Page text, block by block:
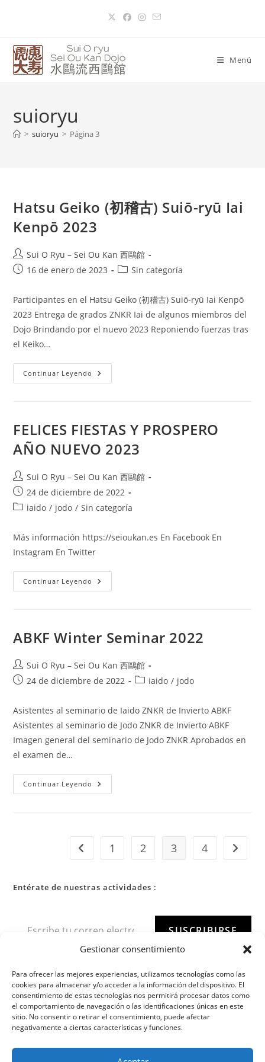
Gestionar consentimiento
Para ofrecer las mejores experiencias, utilizamos tecnologías como las
cookies para almacenar y/o acceder a la información del dispositivo. El
consentimiento de estas tecnologías nos permitirá procesar datos como
el comportamiento de navegación o las identificaciones únicas en este
sitio. No consentir o retirar el consentimiento, puede afectar
negativamente a ciertas características y funciones.
Menú
suioryu
> suioryu > Página 3
Hatsu Geiko (初稽古) Suiō-ryū Iai
Kenpō 2023
Sui O Ryu – Sei Ou Kan 西鷗館
16 de enero de 2023
Sin categoría
Participantes en el Hatsu Geiko (初稽古) Suiō-ryū Iai Kenpō
2023 Entrega de grados ZNKR Iai de algunos miembros del
Dojo Brindando por el nuevo 2023 Reponiendo fuerzas tras
el Keiko…
Continuar Leyendo
FELICES FIESTAS Y PROSPERO
AÑO NUEVO 2023
Sui O Ryu – Sei Ou Kan 西鷗館
24 de diciembre de 2022
iaido / jodo / Sin categoría
Más información https://seioukan.es En Facebook En
Instagram En Twitter
Continuar Leyendo
ABKF Winter Seminar 2022
Sui O Ryu – Sei Ou Kan 西鷗館
24 de diciembre de 2022
iaido / jodo
Asistentes al seminario de Iaido ZNKR de Invierto ABKF
Asistentes al seminario de Jodo ZNKR de Invierto ABKF
Imagen general del seminario de Jodo ZNKR Aprobados en
el examen de…
Continuar Leyendo
1 2 3 4
Entérate de nuestras actividades :
SUSCRIBIRSE